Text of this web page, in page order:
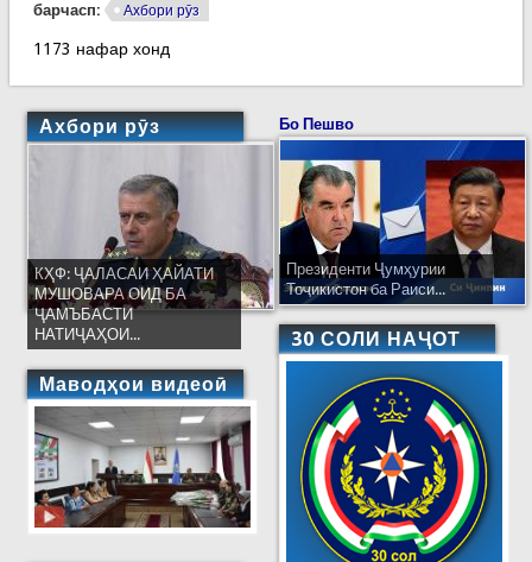
барчасп: Ахбори рӯз
1173 нафар хонд
Ахбори рӯз
КҲФ: ҶАЛАСАИ ҲАЙАТИ
МУШОВАРА ОИД БА
ҶАМЪБАСТИ
НАТИҶАҲОИ...
Маводҳои видеоӣ
Бо Пешво
Президенти Ҷумҳурии
Тоҷикистон ба Раиси...
30 СОЛИ НАҶОТ